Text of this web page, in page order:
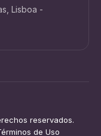
Lisboa -
reservados.
de Uso